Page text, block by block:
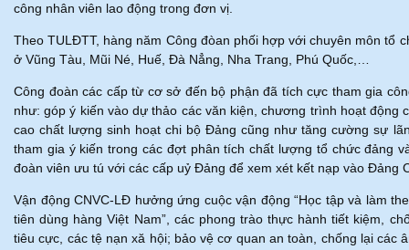
công nhân viên lao động trong đơn vị.
Theo TULĐTT, hàng năm Công đòan phối hợp với chuyên môn tổ
ở Vũng Tàu, Mũi Né, Huế, Đà Nẳng, Nha Trang, Phú Quốc,…
Công đoàn các cấp từ cơ sở đến bộ phận đã tích cực tham gia
như: góp ý kiến vào dự thảo các văn kiện, chương trình hoạt
cao chất lượng sinh hoạt chi bộ Đảng cũng như tăng cường sự
tham gia ý kiến trong các đợt phân tích chất lượng tổ chức đảng
đoàn viên ưu tú với các cấp uỷ Đảng để xem xét kết nạp vào Đảng
Vận động CNVC-LĐ hưởng ứng cuộc vận động “Học tập và làm
tiên dùng hàng Việt Nam”, các phong trào thực hành tiết kiệm,
tiêu cực, các tệ nạn xă hội; bảo vệ cơ quan an toàn, chống lại các